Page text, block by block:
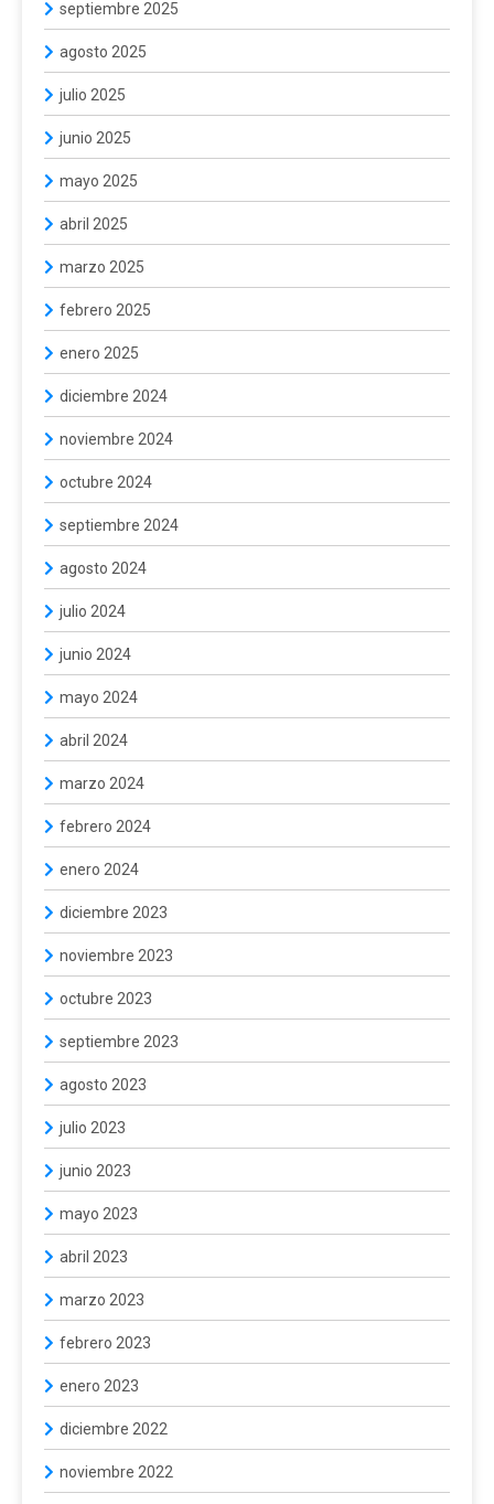
septiembre 2025
agosto 2025
julio 2025
junio 2025
mayo 2025
abril 2025
marzo 2025
febrero 2025
enero 2025
diciembre 2024
noviembre 2024
octubre 2024
septiembre 2024
agosto 2024
julio 2024
junio 2024
mayo 2024
abril 2024
marzo 2024
febrero 2024
enero 2024
diciembre 2023
noviembre 2023
octubre 2023
septiembre 2023
agosto 2023
julio 2023
junio 2023
mayo 2023
abril 2023
marzo 2023
febrero 2023
enero 2023
diciembre 2022
noviembre 2022